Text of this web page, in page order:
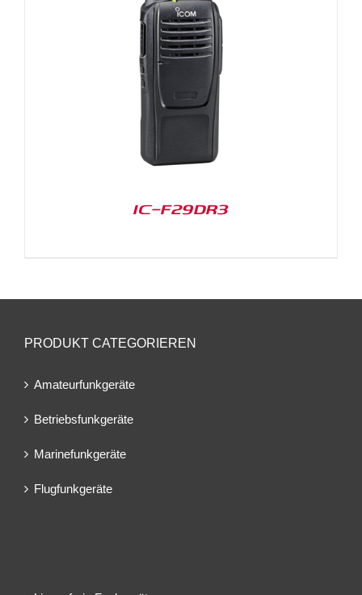
IC-F29DR3
PRODUKT CATEGORIEREN
Amateurfunkgeräte
Betriebsfunkgeräte
Marinefunkgeräte
Flugfunkgeräte